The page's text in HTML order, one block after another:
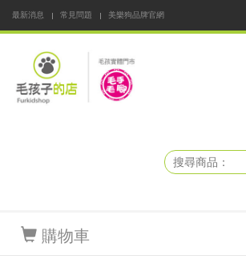
最新消息 常見問題
美樂狗品牌官網
購物車